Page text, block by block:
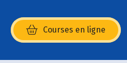
Courses en ligne
fenêtre)